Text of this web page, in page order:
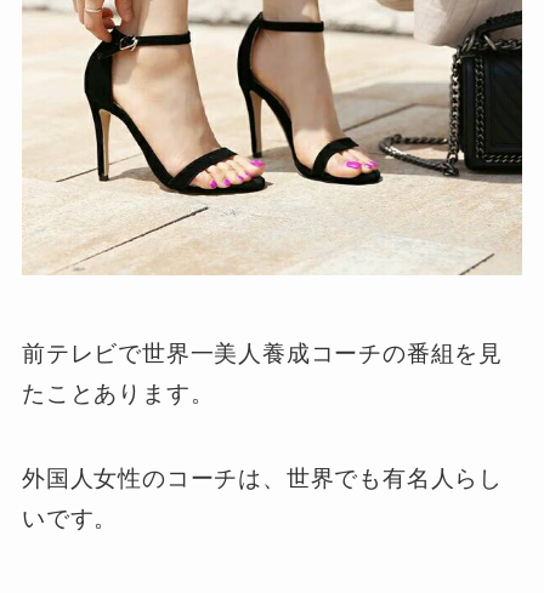
前テレビで世界一美人養成コーチの番組を見
たことあります。
外国人女性のコーチは、世界でも有名人らし
いです。